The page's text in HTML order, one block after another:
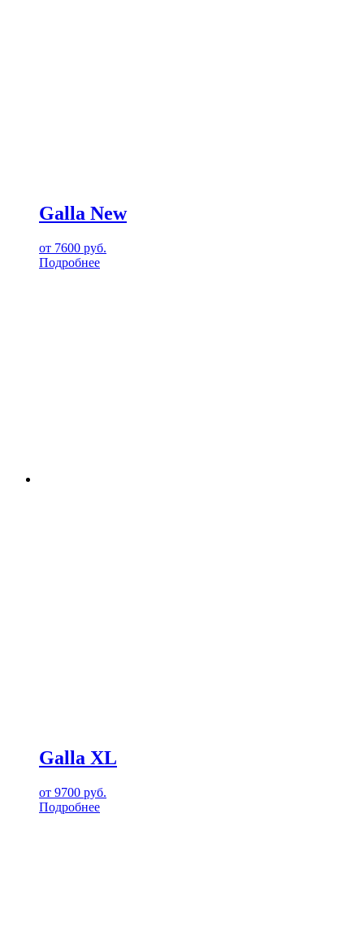
Galla New
от 7600 руб.
Подробнее
Galla XL
от 9700 руб.
Подробнее